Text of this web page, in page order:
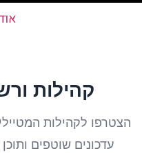
קהילות
הצטרפו לקהילות
עדכונים שוטפים